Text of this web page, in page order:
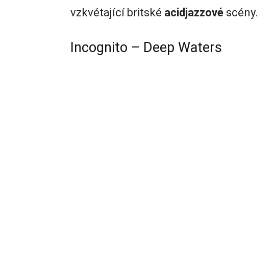
vzkvétající britské acidjazzové scény.
Incognito – Deep Waters